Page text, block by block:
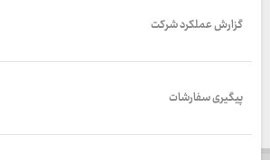
گزارش عملکرد شرکت
پیگیری سفارشات